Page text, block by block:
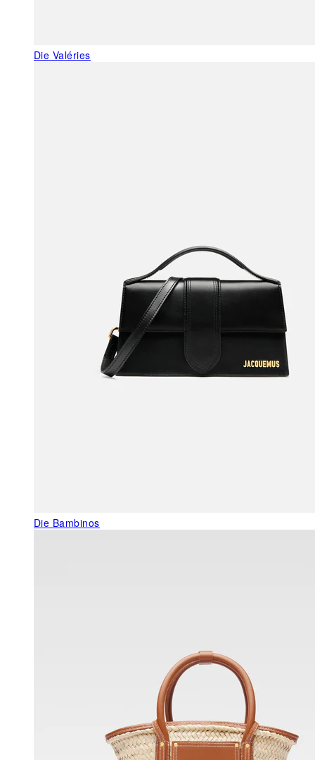
Die Valéries
Die Bambinos